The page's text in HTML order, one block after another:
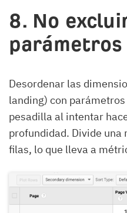
8. No
Desordenar las
landing) con
pesadilla al intentar
profundidad. Divide una
filas, lo que lleva a